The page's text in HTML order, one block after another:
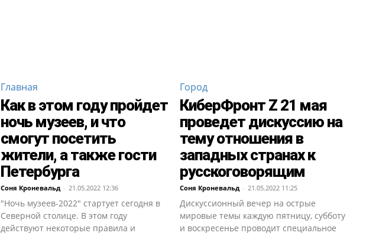
Главная
Как в этом году пройдет
ночь музеев, и что
смогут посетить
жители, а также гости
Петербурга
Соня Кроневальд - 21.05.2022 12:36
"Ночь музеев-2022" стартует сегодня в
Северной столице. В этом году
действуют некоторые правила и
Город
КиберФронт Z 21 мая
проведет дискуссию на
тему отношения в
западных странах к
русскоговорящим
Соня Кроневальд - 21.05.2022 11:25
Дискуссионный вечер на острые
мировые темы каждую пятницу, субботу
и воскресенье проводит специальное